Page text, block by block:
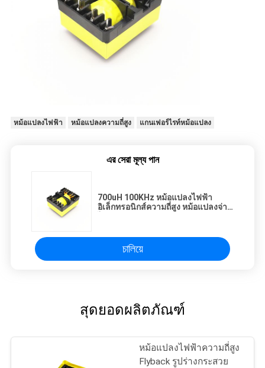
หม้อแปลงไฟฟ้า หม้อแปลงความถี่สูง แกนเฟอร์ไรท์หม้อแปลง
এর সেরা মূল্য পান
700uH 100KHz หม้อแปลงไฟฟ้า
อิเล็กทรอนิกส์ความถี่สูง หม้อแปลงจ่าย
চালিয়ে
สุดยอดผลิตภัณฑ์
หม้อแปลงไฟฟ้าความถี่สูง
Flyback รูปร่างกระสวย